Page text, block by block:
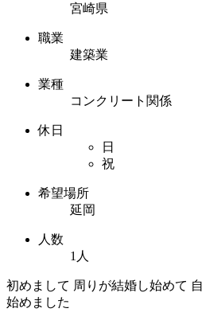
宮崎県
職業
建築業
業種
コンクリート関係
休日
日
祝
希望場所
延岡
人数
1人
初めまして 周りが結婚し始めて
始めました